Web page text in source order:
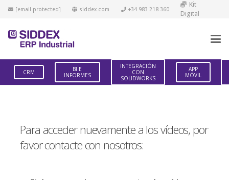
[email protected] siddex.com +34 983 218 360
Kit
Digital
CRM
BI E
INFORMES
INTEGRACIÓN
CON
SOLIDWORKS
APP
MÓVIL
Para acceder nuevamente a los vídeos, por
favor contacte con nosotros: